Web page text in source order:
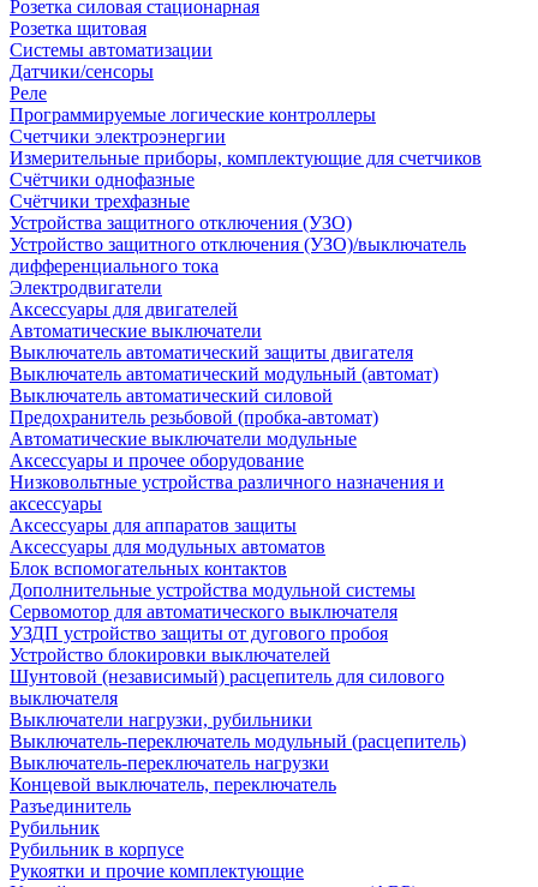
Розетка силовая стационарная
Розетка щитовая
Системы автоматизации
Датчики/сенсоры
Реле
Программируемые логические контроллеры
Счетчики электроэнергии
Измерительные приборы, комплектующие для счетчиков
Счётчики однофазные
Счётчики трехфазные
Устройства защитного отключения (УЗО)
Устройство защитного отключения (УЗО)/выключатель
дифференциального тока
Электродвигатели
Аксессуары для двигателей
Автоматические выключатели
Выключатель автоматический защиты двигателя
Выключатель автоматический модульный (автомат)
Выключатель автоматический силовой
Предохранитель резьбовой (пробка-автомат)
Автоматические выключатели модульные
Аксессуары и прочее оборудование
Низковольтные устройства различного назначения и
аксессуары
Аксессуары для аппаратов защиты
Аксессуары для модульных автоматов
Блок вспомогательных контактов
Дополнительные устройства модульной системы
Сервомотор для автоматического выключателя
УЗДП устройство защиты от дугового пробоя
Устройство блокировки выключателей
Шунтовой (независимый) расцепитель для силового
выключателя
Выключатели нагрузки, рубильники
Выключатель-переключатель модульный (расцепитель)
Выключатель-переключатель нагрузки
Концевой выключатель, переключатель
Разъединитель
Рубильник
Рубильник в корпусе
Рукоятки и прочие комплектующие